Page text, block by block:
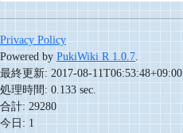
Privacy Policy
Powered by PukiWiki R 1.0.7.
最終更新: 2017-08-11T06:53:48+09:00
処理時間: 0.133 sec.
合計: 29280
今日: 1